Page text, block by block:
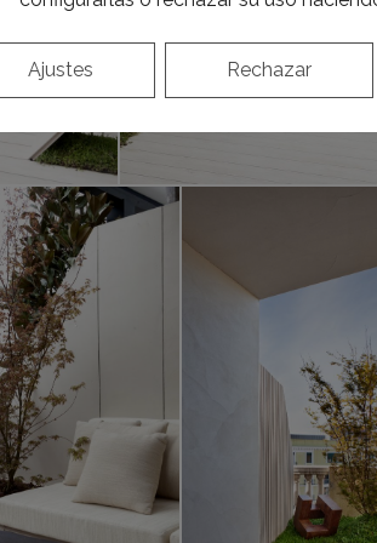
Rechazar
Ajustes